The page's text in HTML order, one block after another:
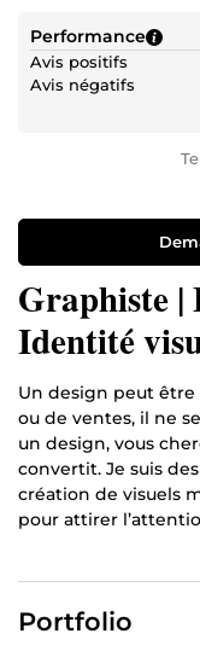
Performance
Avis positifs
Avis négatifs
Graphiste |
Identité
Flyers
Un design peut être
ou de ventes, il ne
un design, vous
convertit. Je suis
création de visuels
pour attirer
Miniatures
taux de clic (CTR)
Menus
Portfolio